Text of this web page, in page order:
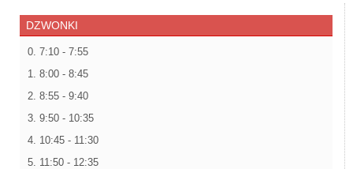
DZWONKI
0. 7:10 - 7:55
1. 8:00 - 8:45
2. 8:55 - 9:40
3. 9:50 - 10:35
4. 10:45 - 11:30
5. 11:50 - 12:35